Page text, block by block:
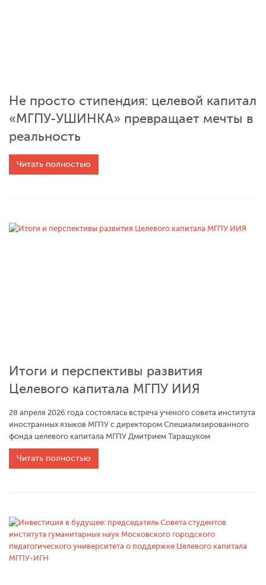
Не просто стипендия: целевой капитал
«МГПУ-УШИНКА» превращает мечты в
реальность
Читать полностью
Итоги и перспективы развития
Целевого капитала МГПУ ИИЯ
28 апреля 2026 года состоялась встреча ученого совета института
иностранных языков МГПУ с директором Специализированного
фонда целевого капитала МГПУ Дмитрием Таращуком
Читать полностью